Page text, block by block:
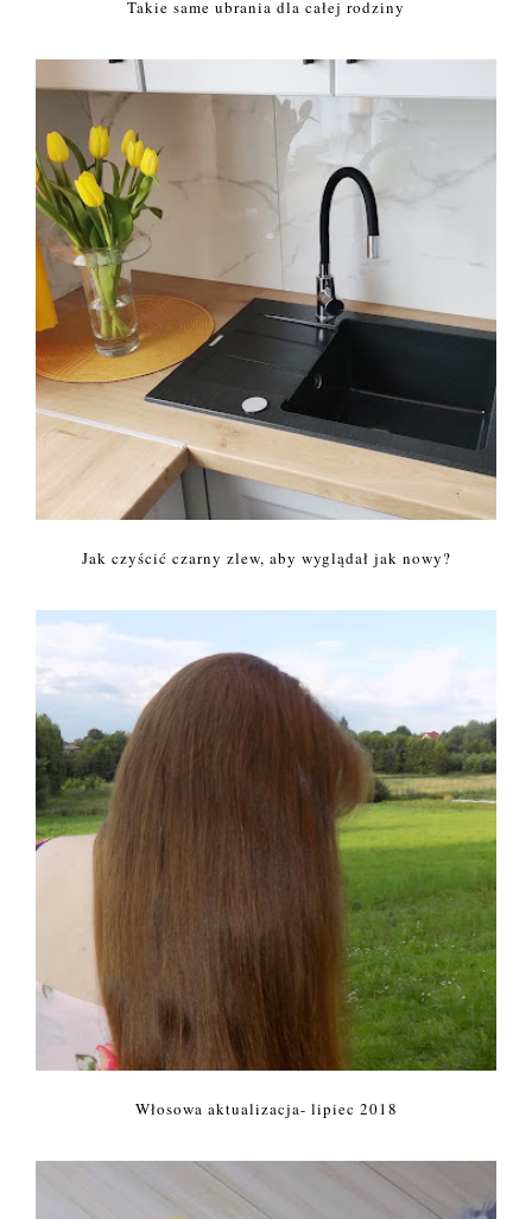
Takie same ubrania dla całej rodziny
Jak czyścić czarny zlew, aby wyglądał jak nowy?
Włosowa aktualizacja- lipiec 2018